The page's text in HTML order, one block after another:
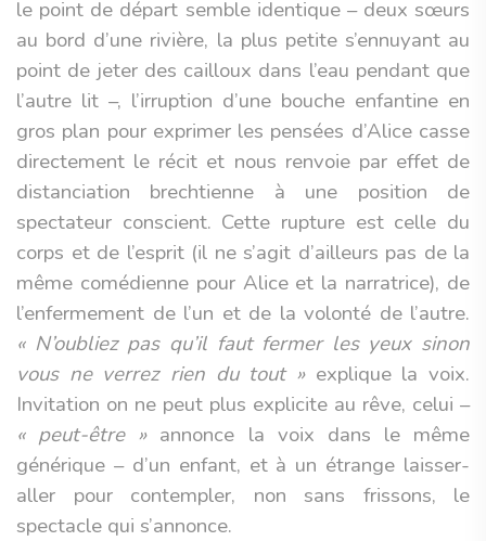
le point de départ semble identique – deux sœurs
au bord d’une rivière, la plus petite s’ennuyant au
point de jeter des cailloux dans l’eau pendant que
l’autre lit –, l’irruption d’une bouche enfantine en
gros plan pour exprimer les pensées d’Alice casse
directement le récit et nous renvoie par effet de
distanciation brechtienne à une position de
spectateur conscient. Cette rupture est celle du
corps et de l’esprit (il ne s’agit d’ailleurs pas de la
même comédienne pour Alice et la narratrice), de
l’enfermement de l’un et de la volonté de l’autre.
« N’oubliez pas qu’il faut fermer les yeux sinon
vous ne verrez rien du tout »explique la voix.
Invitation on ne peut plus explicite au rêve, celui –
« peut-être »annonce la voix dans le même
générique – d’un enfant, et à un étrange laisser-
aller pour contempler, non sans frissons, le
spectacle qui s’annonce.